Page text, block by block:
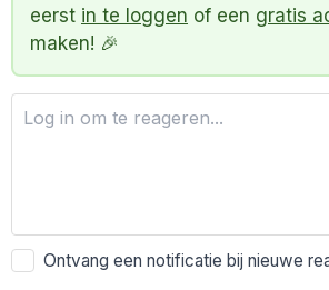
eerst in te loggen of een gratis
maken! 🎉
Ontvang een notificatie bij nieuwe